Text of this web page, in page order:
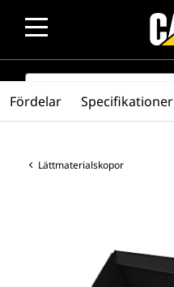
SEARCH
Lättmaterialskopor
Fördelar Specifikationer